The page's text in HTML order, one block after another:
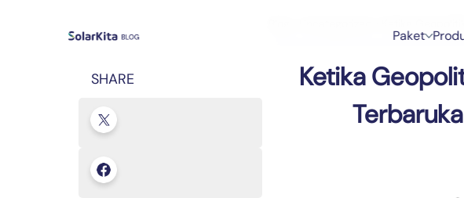
Paket Prod
SHARE
Ketika